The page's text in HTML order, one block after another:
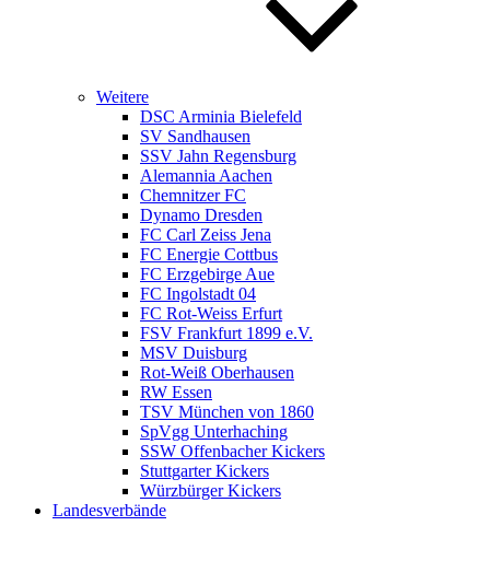
Weitere
DSC Arminia Bielefeld
SV Sandhausen
SSV Jahn Regensburg
Alemannia Aachen
Chemnitzer FC
Dynamo Dresden
FC Carl Zeiss Jena
FC Energie Cottbus
FC Erzgebirge Aue
FC Ingolstadt 04
FC Rot-Weiss Erfurt
FSV Frankfurt 1899 e.V.
MSV Duisburg
Rot-Weiß Oberhausen
RW Essen
TSV München von 1860
SpVgg Unterhaching
SSW Offenbacher Kickers
Stuttgarter Kickers
Würzbürger Kickers
Landesverbände